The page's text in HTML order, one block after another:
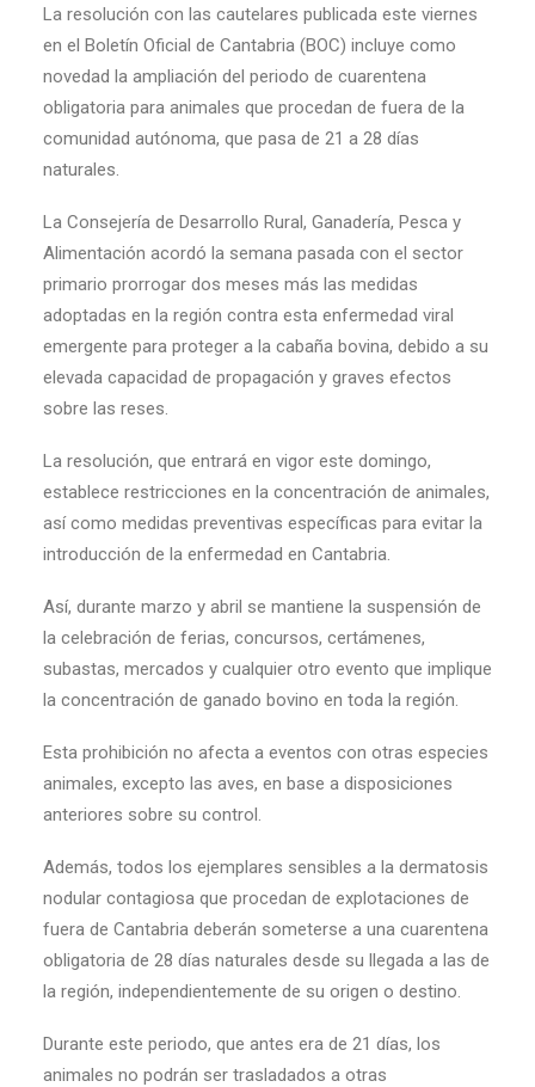
La resolución con las cautelares publicada este viernes
en el Boletín Oficial de Cantabria (BOC) incluye como
novedad la ampliación del periodo de cuarentena
obligatoria para animales que procedan de fuera de la
comunidad autónoma, que pasa de 21 a 28 días
naturales.
La Consejería de Desarrollo Rural, Ganadería, Pesca y
Alimentación acordó la semana pasada con el sector
primario prorrogar dos meses más las medidas
adoptadas en la región contra esta enfermedad viral
emergente para proteger a la cabaña bovina, debido a su
elevada capacidad de propagación y graves efectos
sobre las reses.
La resolución, que entrará en vigor este domingo,
establece restricciones en la concentración de animales,
así como medidas preventivas específicas para evitar la
introducción de la enfermedad en Cantabria.
Así, durante marzo y abril se mantiene la suspensión de
la celebración de ferias, concursos, certámenes,
subastas, mercados y cualquier otro evento que implique
la concentración de ganado bovino en toda la región.
Esta prohibición no afecta a eventos con otras especies
animales, excepto las aves, en base a disposiciones
anteriores sobre su control.
Además, todos los ejemplares sensibles a la dermatosis
nodular contagiosa que procedan de explotaciones de
fuera de Cantabria deberán someterse a una cuarentena
obligatoria de 28 días naturales desde su llegada a las de
la región, independientemente de su origen o destino.
Durante este periodo, que antes era de 21 días, los
animales no podrán ser trasladados a otras